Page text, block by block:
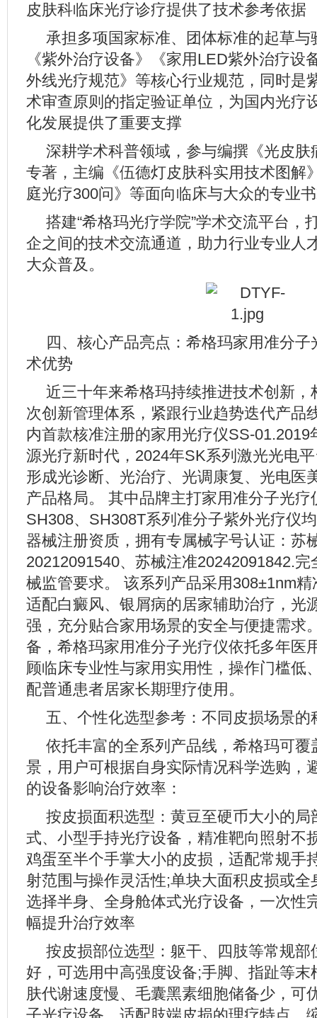
皮肤科临床光疗诊疗提供了技术参考依据
承担多项国家标准、团体标准的起草与
《紫外治疗设备》《家用LED紫外治疗设
外线光疗规范》等核心行业规范，同时是
术审查原则的指定验证单位，为国内光疗
化发展提供了重要支撑
深耕学术科普领域，参与编撰《光皮肤
专著，主编《伍德灯皮肤科实用技术图解
庭光疗300问》等面向临床与大众的专业
搭建“希格玛光疗学院”学术交流平台，
企之间的技术交流通道，助力行业专业人
大众普及。
四、核心产品亮点：希格玛家用准分
术优势
近三十年来希格玛持续推进技术创新，
次创新管理体系，紧跟行业趋势迭代产品
内首款核准注册的家用光疗仪SS-01.2019
源光疗新时代，2024年SK系列激光光电
形成光诊断、光治疗、光调康复、光电医
产品格局。 其中品牌主打家用准分子光
SH308、SH308T系列准分子紫外光疗仪
器械注册资质，拥有专属械字号认证：苏
20212091540、苏械注准20242091842.
械监管要求。 该系列产品采用308±1nm
适配白癜风、银屑病的居家辅助治疗，光
强，充分贴合家用场景的安全与便捷需求
备，希格玛家用准分子光疗仪依托多年医
顾临床专业性与家用实用性，操作门槛低
配普通患者居家长期理疗使用。
五、个性化选型参考：不同皮损场景的
依托丰富的全系列产品线，希格玛可覆
景，用户可根据自身实际情况科学选购，
的设备影响治疗效率：
按皮损面积选型：黄豆至硬币大小的局
式、小型手持光疗设备，精准靶向照射不
鸡蛋至半个手掌大小的皮损，适配常规手
射范围与操作灵活性;单块大面积皮损或全
选择半身、全身舱体式光疗设备，一次性
幅提升治疗效率
按皮损部位选型：躯干、四肢等常规部
好，可选用中高强度设备;手脚、指趾等末
肤代谢速度慢、毛囊黑素细胞储备少，可